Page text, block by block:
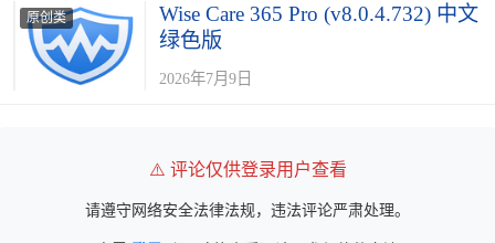
原创类
Wise Care 365 Pro (v8.0.4.732) 中文
绿色版
2026年7月9日
⚠️ 评论仅供登录用户查看
请遵守网络安全法律法规，违法评论严肃处理。